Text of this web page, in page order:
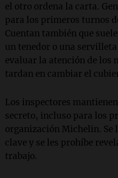
el otro ordena la carta.
para los primeros turnos
Cuentan también que
un tenedor o una
evaluar la atención de los
tardan en cambiar el
Los inspectores
secreto, incluso para los
organización Michelin. Se
clave y se les prohíbe
trabajo.